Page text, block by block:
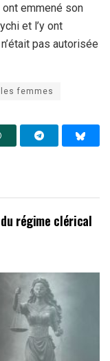
emmené son
et l’y ont
pas autorisée
femmes
régime clérical